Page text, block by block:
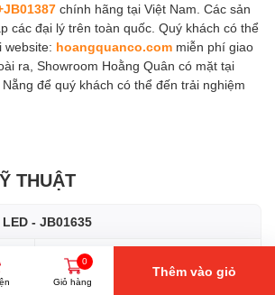
chính hãng tại Việt Nam. Các sản
các đại lý trên toàn quốc. Quý khách có thể
website: hoangquanco.com miễn phí giao
ra, Showroom Hoằng Quân có mặt tại
để quý khách có thể đến trải nghiệm
THUẬT
- JB01635
109 g
55°
0
Giỏ hàng
Thêm vào giỏ